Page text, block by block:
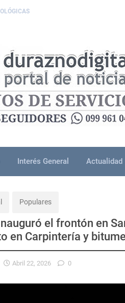
Interés General Actualidad
Populares
el frontón en
en Carpintería y
Abril 22, 2026 0